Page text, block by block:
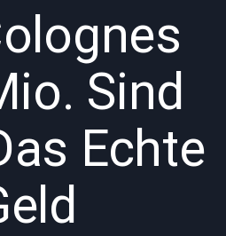
Sind
Echte